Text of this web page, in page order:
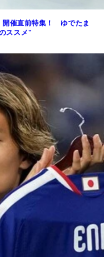
開催直前特集！ ゆでたま
ススメ"